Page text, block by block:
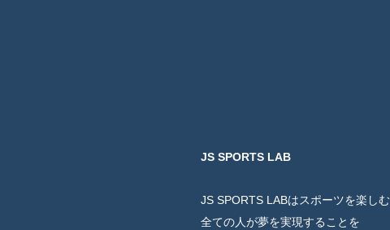
JS SPORTS LAB
JS SPORTS LABはスポーツを楽しむ
全ての人が夢を実現することを